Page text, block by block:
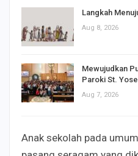
Langkah
Aug 8, 2026
Mewujudkan
Paroki St.
Aug 7, 2026
Anak sekolah pada